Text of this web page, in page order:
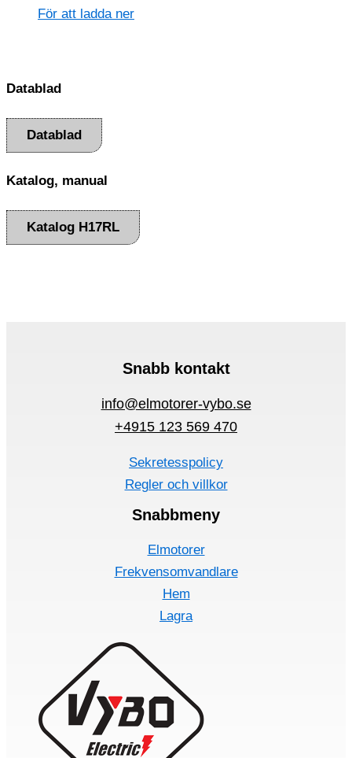
För att ladda ner
Datablad
Datablad
Katalog, manual
Katalog H17RL
Snabb kontakt
info@elmotorer-vybo.se
+4915 123 569 470
Sekretesspolicy
Regler och villkor
Snabbmeny
Elmotorer
Frekvensomvandlare
Hem
Lagra